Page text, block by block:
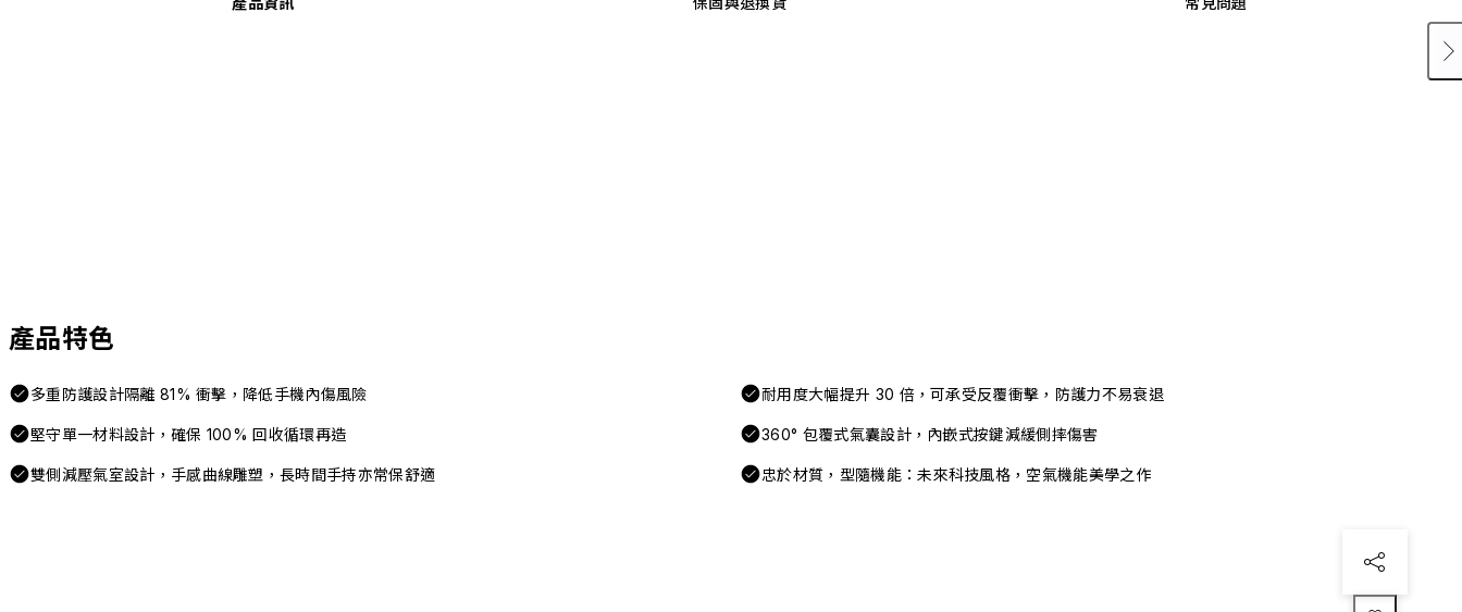
產品特色
多重防護設計隔離 81% 衝擊，降低手機內傷風險 耐用度大幅提升 30 倍，可承受反覆衝擊，防護力不易衰退
堅守單一材料設計，確保 100% 回收循環再造 360° 包覆式氣囊設計，內嵌式按鍵減緩側摔傷害
雙側減壓氣室設計，手感曲線雕塑，長時間手持亦常保舒適 忠於材質，型隨機能：未來科技風格，空氣機能美學之作